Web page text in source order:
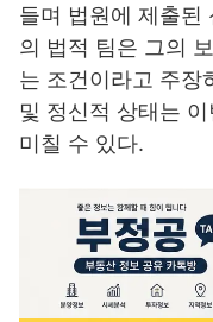
들며 법원에 제출된
의 법적 팀은 그의
는 조건이라고 주장
및 정신적 상태는
미칠 수 있다.